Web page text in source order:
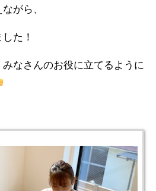
がら、
た！
なさんのお役に立てるように